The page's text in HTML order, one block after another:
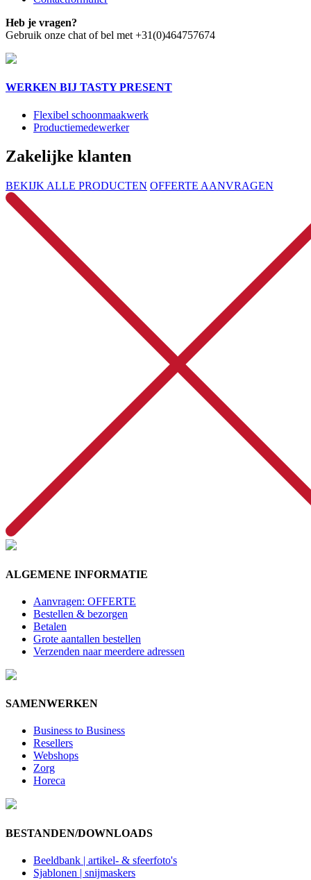
Heb je vragen?
Gebruik onze chat of bel met +31(0)464757674
WERKEN BIJ TASTY PRESENT
Flexibel schoonmaakwerk
Productiemedewerker
Zakelijke klanten
BEKIJK ALLE PRODUCTEN OFFERTE AANVRAGEN
ALGEMENE INFORMATIE
Aanvragen: OFFERTE
Bestellen & bezorgen
Betalen
Grote aantallen bestellen
Verzenden naar meerdere adressen
SAMENWERKEN
Business to Business
Resellers
Webshops
Zorg
Horeca
BESTANDEN/DOWNLOADS
Beeldbank | artikel- & sfeerfoto's
Sjablonen | snijmaskers